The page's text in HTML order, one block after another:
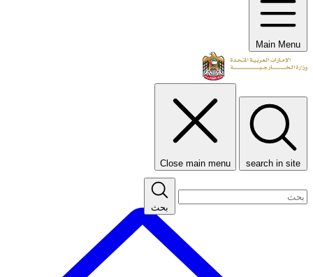
Main Menu
search in site
Close main menu
بحث